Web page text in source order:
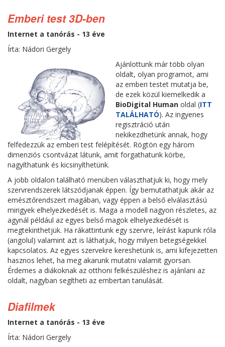
Emberi test 3D-ben
Internet a tanórás - 13 éve
Írta: Nádori Gergely
Ajánlottunk már több olyan
oldalt, olyan programot, ami
az emberi testet mutatja be,
de ezek közül kiemelkedik a
BioDigital Human oldal (ITT
TALÁLHATÓ). Az ingyenes
regisztráció után
nekikezdhetünk annak, hogy
felfedezzük az emberi test felépítését. Rögtön egy három
dimenziós csontvázat látunk, amit forgathatunk körbe,
nagyíthatunk és kicsinyíthetünk.
A jobb oldalon található menüben választhatjuk ki, hogy mely
szervrendszerek látszódjanak éppen. Így bemutathatjuk akár az
emésztőrendszert magában, vagy éppen a belső elválasztású
mirigyek elhelyezkedését is. Maga a modell nagyon részletes, az
agynál például az egyes belső magok elhelyezkedését is
megtekinthetjük. Ha rákattintunk egy szervre, leírást kapunk róla
(angolul) valamint azt is láthatjuk, hogy milyen betegségekkel
kapcsolatos. Az egyes szervekre kereshetünk is, ami kifejezetten
hasznos lehet, ha meg akarunk mutatni valamit gyorsan.
Érdemes a diákoknak az otthoni felkészüléshez is ajánlani az
oldalt, nagyban segítheti az embertan tanulását.
Diafilmek
Internet a tanórás - 13 éve
Írta: Nádori Gergely